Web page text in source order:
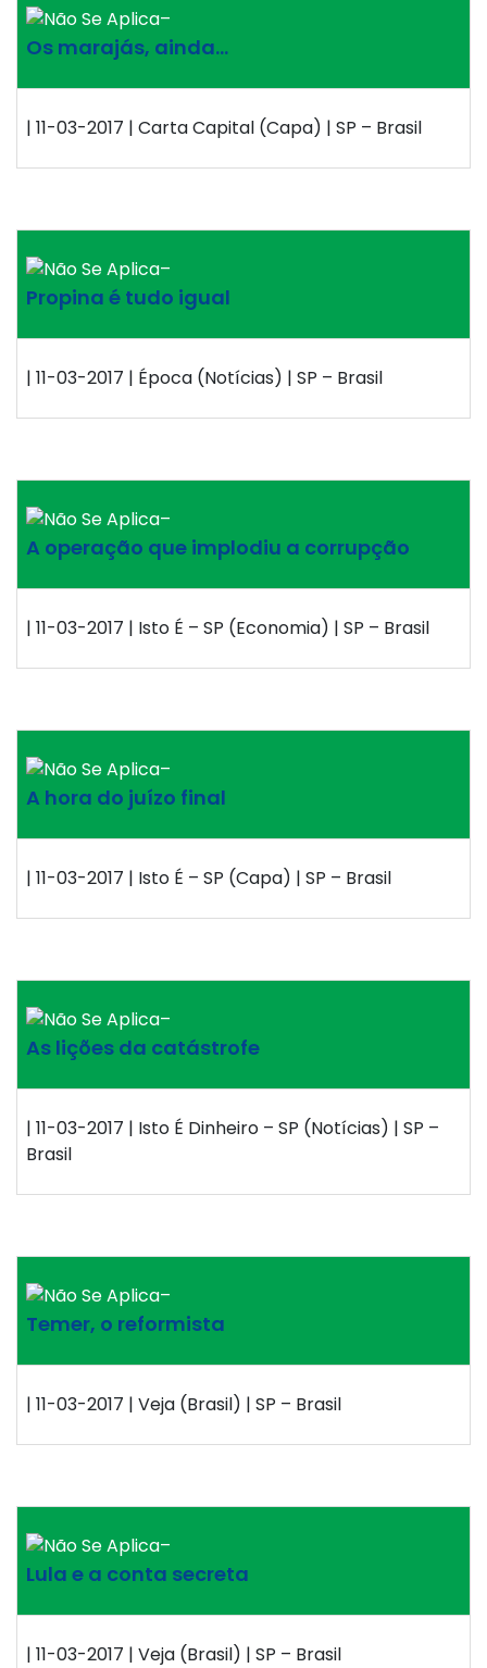
–
Os marajás, ainda…
| 11-03-2017 | Carta Capital (Capa) | SP – Brasil
–
Propina é tudo igual
| 11-03-2017 | Época (Notícias) | SP – Brasil
–
A operação que implodiu a corrupção
| 11-03-2017 | Isto É – SP (Economia) | SP – Brasil
–
A hora do juízo final
| 11-03-2017 | Isto É – SP (Capa) | SP – Brasil
–
As lições da catástrofe
| 11-03-2017 | Isto É Dinheiro – SP (Notícias) | SP –
Brasil
–
Temer, o reformista
| 11-03-2017 | Veja (Brasil) | SP – Brasil
–
Lula e a conta secreta
| 11-03-2017 | Veja (Brasil) | SP – Brasil